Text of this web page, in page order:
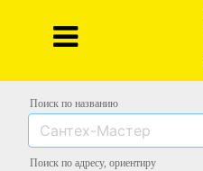
Поиск по названию
Поиск по адресу, ориентиру